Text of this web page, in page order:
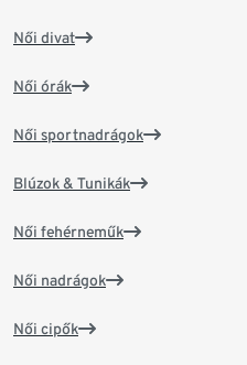
Női divat
Női órák
Női sportnadrágok
Blúzok & Tunikák
Női fehérneműk
Női nadrágok
Női cipők